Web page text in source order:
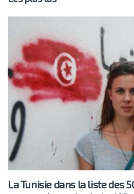
La Tunisie dans la liste des